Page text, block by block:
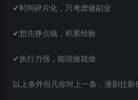
✔时间碎片化，只考虑做副业
✔想先挣点钱，积累经验
✔执行力强，能说做就做
以上条件但凡你对上一条，漫剧拉新